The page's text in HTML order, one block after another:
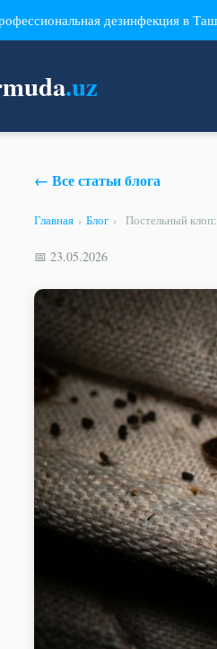
дезинфекция в
.uz
← Все статьи блога
Главная › Блог › Постельный
📅 23.05.2026